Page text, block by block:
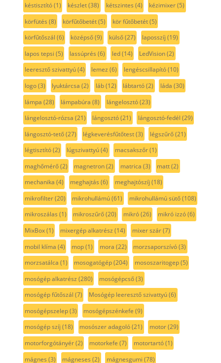
késtisztító(1) készlet(38) kétszintes (4) kézimixer(5)
körfütés (8) körfűtőbetét(5) kör fűtőbetét(5)
körfűtőszál (6) középső(9) külső(27) laposszíj (19)
lapos tepsi (5) lassúprés (6) led(14) LedVision(2)
leeresztő szivattyú(4) lemez (6) lengéscsillapító(10)
logo(3) lyuktárcsa (2) láb(12) lábtartó(2) láda (30)
lámpa (28) lámpabúra (8) lángelosztó(23)
lángelosztó-rózsa (21) lángosztó(21) lángosztó-fedél (29)
lángosztó-tető(27) légkeverésfűtőtest(3) légszűrő(21)
légtisztító(2) lúgszivattyú(4) macsakszőr(1)
maghőmérő(2) magnetron(2) matrica (3) matt(2)
mechanika (4) meghajtás (6) meghajtószíj (18)
mikrofilter(20) mikrohullámú(61) mikrohullámú sütő(108)
mikroszálas (1) mikroszűrő(20) mikró(26) mikró izzó(6)
MixBox(1) mixergép alkatrész (14) mixer szár(7)
mobil klíma (4) mop(1) mora (22) morzsaporszívó(3)
morzsatálca (1) mosogatógép(204) mososzaritogep(5)
mosógép alkatrész (280) mosógépcső(3)
mosógép fűtőszál (7) Mosógép leeresztő szivattyú(6)
mosógépszelep(3) mosógépszénkefe (9)
mosógép szíj (18) mosószer adagoló(21) motor(29)
motorforgótányér(2) motorkefe (7) motortartó(1)
mágnes (3) mágneses (2) mágnesgumi (78)